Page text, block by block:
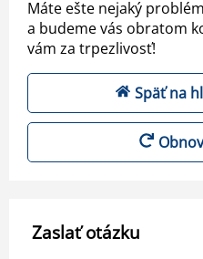
Máte ešte nejaký
a budeme vás obratom
vám za trpezlivosť!
Späť na
Zaslať otázku